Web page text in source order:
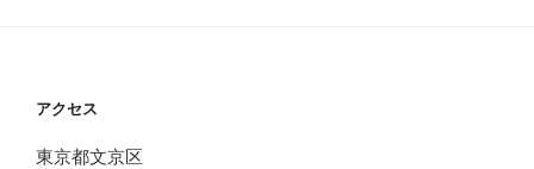
アクセス
東京都文京区